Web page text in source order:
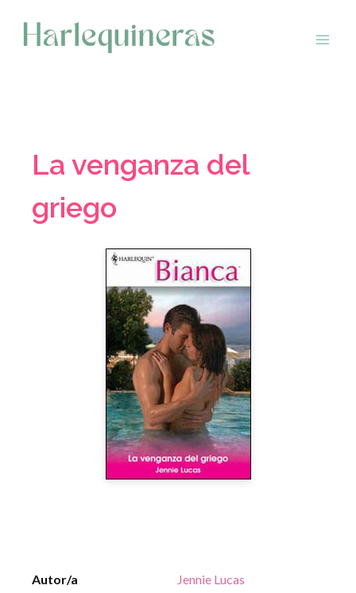
contenido
La venganza del
griego
Autor/a Jennie Lucas